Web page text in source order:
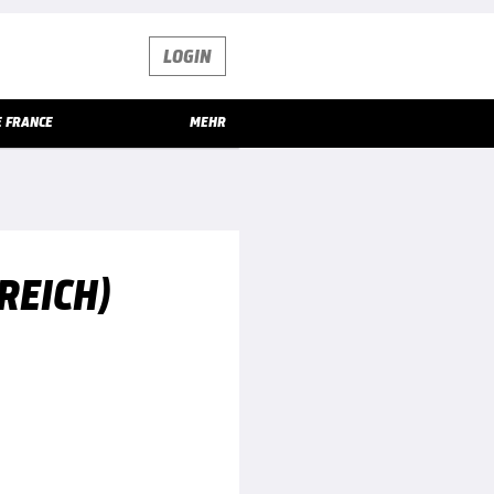
LOGIN
FRANCE MEHR